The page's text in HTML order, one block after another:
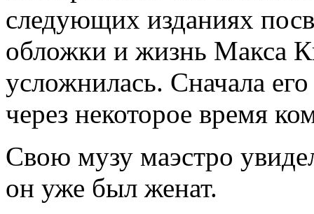
следующих изданиях
обложки и жизнь Макса
усложнилась. Сначала
через некоторое время
Свою музу маэстро
он уже был женат.